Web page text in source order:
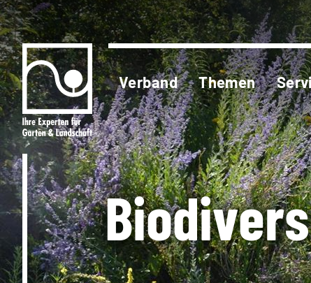
Verband Themen